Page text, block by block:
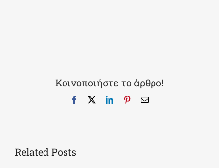
Κοινοποιήστε το άρθρο!
Facebook LinkedInPinterestEmail
Related Posts